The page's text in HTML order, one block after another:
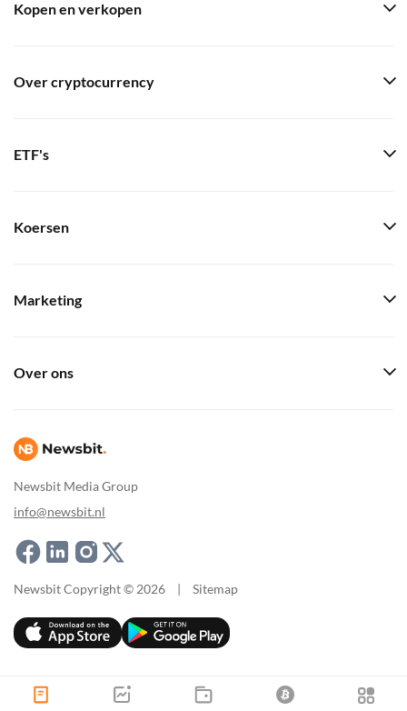
Newsbit Media Group
info@newsbit.nl
Kopen en verkopen
Over cryptocurrency
ETF's
Koersen
Marketing
Over ons
Newsbit Copyright © 2026 | Sitemap